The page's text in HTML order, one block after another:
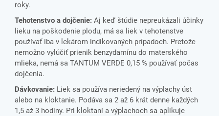
roky.
Tehotenstvo a dojčenie: Aj keď štúdie nepreukázali účinky
lieku na poškodenie plodu, má sa liek v tehotenstve
používať iba v lekárom indikovaných prípadoch. Pretože
nemožno vylúčiť prienik benzydamínu do materského
mlieka, nemá sa TANTUM VERDE 0,15 % používať počas
dojčenia.
Dávkovanie: Liek sa používa neriedený na výplachy úst
alebo na kloktanie. Podáva sa 2 až 6 krát denne každých
1,5 až 3 hodiny. Pri kloktaní a výplachoch sa aplikuje